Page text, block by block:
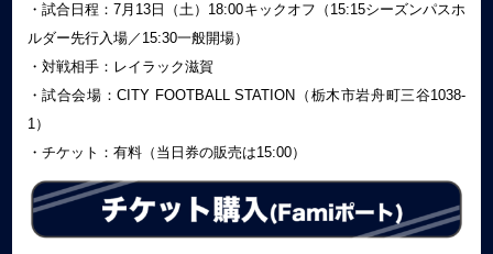
・試合日程：7月13日（土）18:00キックオフ（15:15シーズンパスホ
ルダー先行入場／15:30一般開場）
・対戦相手：レイラック滋賀
・試合会場：CITY FOOTBALL STATION（栃木市岩舟町三谷1038-
1）
・チケット：有料（当日券の販売は15:00）